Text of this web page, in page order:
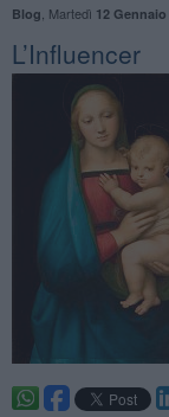
Blog Martedì 12 Gennaio
L’Influencer